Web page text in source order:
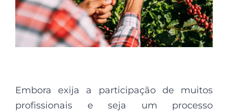
Embora exija a participação de muitos
profissionais e seja um processo